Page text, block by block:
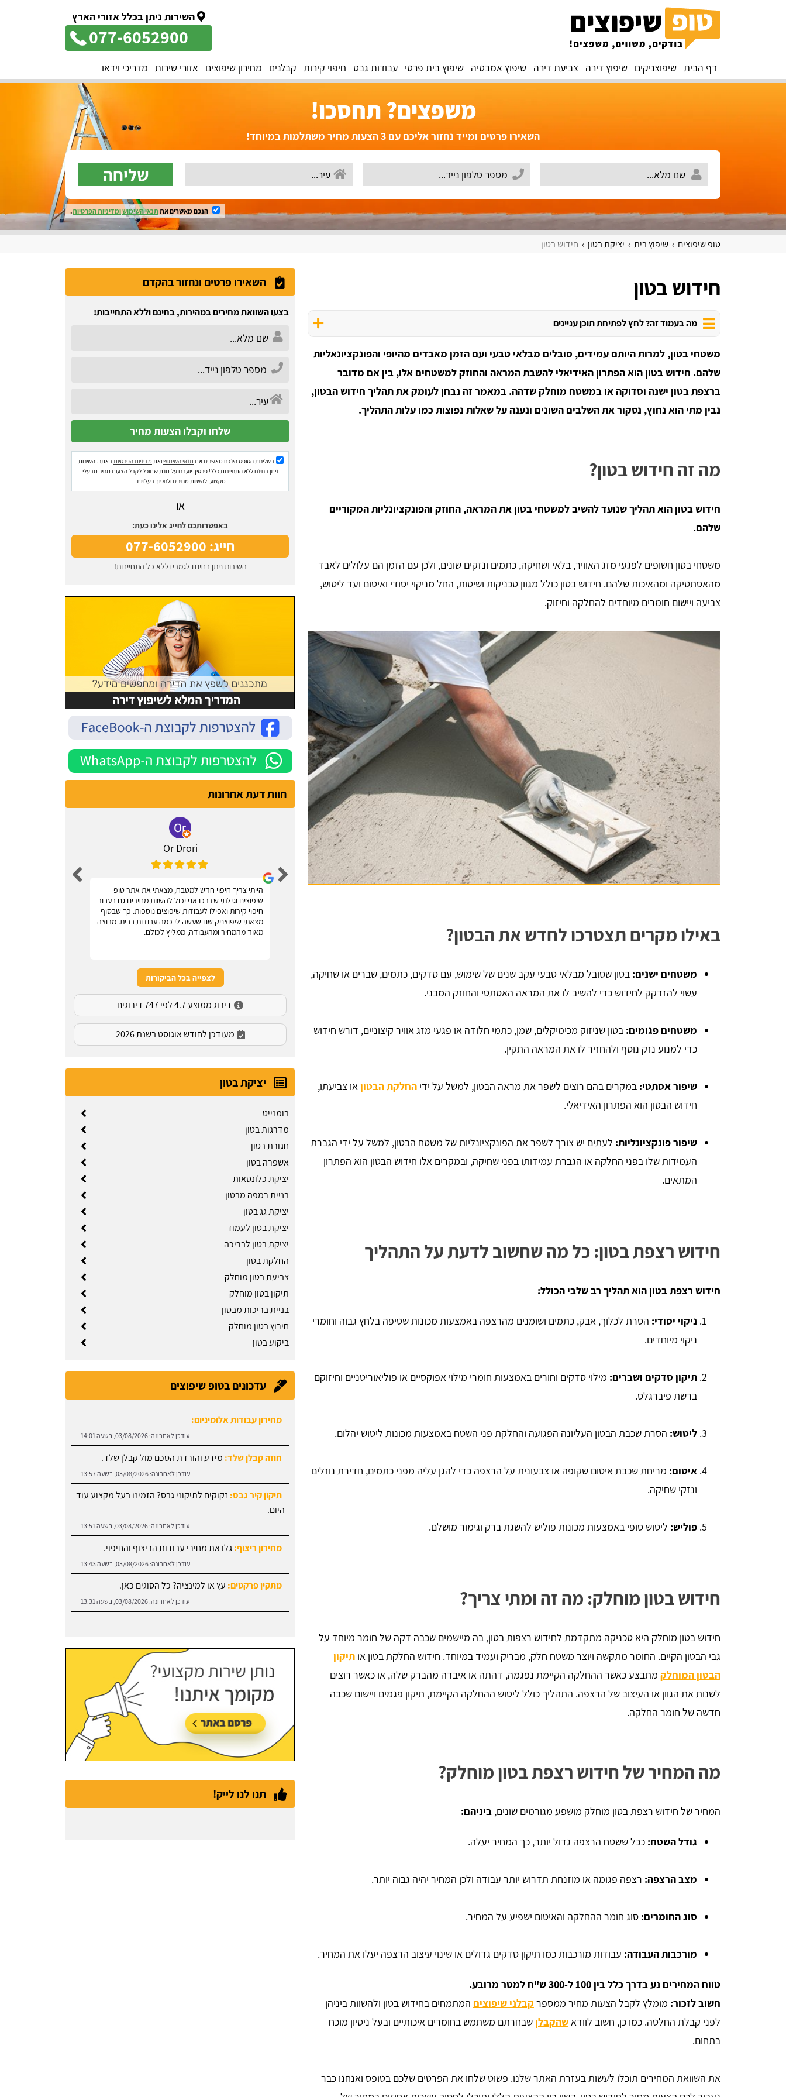
השירות ניתן בכלל אזורי הארץ
077-6052900
דף הבית שיפוצניקים שיפוץ דירה צביעת דירה שיפוץ אמבטיה שיפוץ בית פרטי עבודות גבס חיפוי קירות קבלנים מחירון שיפוצים אזורי שירות מדריכי וידאו
משפצים? תחסכו!
השאירו פרטים ומייד נחזור אליכם עם 3 הצעות מחיר משתלמות במיוחד!
שליחה
הנכם מאשרים את תנאי השימושומדיניות הפרטיות.
טופ שיפוצים שיפוץ בית יציקת בטון חידוש בטון
חידוש בטון
מה בעמוד זה? לחץ לפתיחת תוכן עניינים
משטחי בטון, למרות היותם עמידים, סובלים מבלאי טבעי ועם הזמן מאבדים מהיופי והפונקציונאליות
שלהם. חידוש בטון הוא הפתרון האידיאלי להשבת המראה והחוזק למשטחים אלו, בין אם מדובר
ברצפת בטון ישנה וסדוקה או במשטח מוחלק שדהה. במאמר זה נבחן לעומק את תהליך חידוש הבטון,
נבין מתי הוא נחוץ, נסקור את השלבים השונים ונענה על שאלות נפוצות כמו עלות התהליך.
מה זה חידוש בטון?
חידוש בטון הוא תהליך שנועד להשיב למשטחי בטון את המראה, החוזק והפונקציונליות המקוריים
שלהם.
משטחי בטון חשופים לפגעי מזג האוויר, בלאי ושחיקה, כתמים ונזקים שונים, ולכן עם הזמן הם עלולים לאבד
מהאסתטיקה ומהאיכות שלהם. חידוש בטון כולל מגוון טכניקות ושיטות, החל מניקוי יסודי ואיטום ועד ליטוש,
צביעה ויישום חומרים מיוחדים להחלקה וחיזוק.
באילו מקרים תצטרכו לחדש את הבטון?
משטחים ישנים: בטון שסובל מבלאי טבעי עקב שנים של שימוש, עם סדקים, כתמים, שברים או שחיקה,
עשוי להזדקק לחידוש כדי להשיב לו את המראה האסתטי והחוזק המבני.
משטחים פגומים: בטון שניזוק מכימיקלים, שמן, כתמי חלודה או פגעי מזג אוויר קיצוניים, דורש חידוש
כדי למנוע נזק נוסף ולהחזיר לו את המראה התקין.
שיפור אסתטי: במקרים בהם רוצים לשפר את מראה הבטון, למשל על ידי החלקת הבטון או צביעתו,
חידוש הבטון הוא הפתרון האידיאלי.
שיפור פונקציונליות: לעתים יש צורך לשפר את הפונקציונליות של משטח הבטון, למשל על ידי הגברת
העמידות שלו בפני החלקה או הגברת עמידותו בפני שחיקה, ובמקרים אלו חידוש הבטון הוא הפתרון
המתאים.
חידוש רצפת בטון: כל מה שחשוב לדעת על התהליך
חידוש רצפת בטון הוא תהליך רב שלבי הכולל:
ניקוי יסודי: הסרת לכלוך, אבק, כתמים ושומנים מהרצפה באמצעות מכונות שטיפה בלחץ גבוה וחומרי
ניקוי מיוחדים.
תיקון סדקים ושברים: מילוי סדקים וחורים באמצעות חומרי מילוי אפוקסיים או פוליאוריטניים וחיזוקם
ברשת פיברגלס.
ליטוש: הסרת שכבת הבטון העליונה הפגועה והחלקת פני השטח באמצעות מכונות ליטוש יהלום.
איטום: מריחת שכבת איטום שקופה או צבעונית על הרצפה כדי להגן עליה מפני כתמים, חדירת נוזלים
ונזקי שחיקה.
פוליש: ליטוש סופי באמצעות מכונות פוליש להשגת ברק וגימור מושלם.
חידוש בטון מוחלק: מה זה ומתי צריך?
חידוש בטון מוחלק היא טכניקה מתקדמת לחידוש רצפות בטון, בה מיישמים שכבה דקה של חומר מיוחד על
גבי הבטון הקיים. החומר מתקשה ויוצר משטח חלק, מבריק ועמיד במיוחד. חידוש החלקת בטון או תיקון
הבטון המוחלק מתבצע כאשר ההחלקה הקיימת נפגמה, דהתה או איבדה מהברק שלה, או כאשר רוצים
לשנות את הגוון או העיצוב של הרצפה. התהליך כולל ליטוש ההחלקה הקיימת, תיקון פגמים ויישום שכבה
חדשה של חומר החלקה.
מה המחיר של חידוש רצפת בטון מוחלק?
המחיר של חידוש רצפת בטון מוחלק מושפע מגורמים שונים, ביניהם:
גודל השטח: ככל ששטח הרצפה גדול יותר, כך המחיר יעלה.
מצב הרצפה: רצפה פגומה או מוזנחת תדרוש יותר עבודה ולכן המחיר יהיה גבוה יותר.
סוג החומרים: סוג חומר ההחלקה והאיטום ישפיע על המחיר.
מורכבות העבודה: עבודות מורכבות כמו תיקון סדקים גדולים או שינוי עיצוב הרצפה יעלו את המחיר.
טווח המחירים נע בדרך כלל בין 100 ל-300 ש"ח למטר מרובע.
חשוב לזכור: מומלץ לקבל הצעות מחיר ממספר קבלני שיפוצים המתמחים בחידוש בטון ולהשוות ביניהן
לפני קבלת החלטה. כמו כן, חשוב לוודאשהקבלן שבחרתם משתמש בחומרים איכותיים ובעל ניסיון מוכח
בתחום.
את השוואת המחירים תוכלו לעשות בעזרת האתר שלנו. פשוט שלחו את הפרטים שלכם בטופס ואנחנו כבר
השאירו פרטים ונחזור בהקדם
בצעו השוואת מחירים במהירות, בחינם וללא התחייבות!
בשליחת הטופס הינכם מאשרים את תנאי השימושואת מדיניות הפרטיותבאתר. השירות
ניתן בחינם ללא התחייבות כלל! פרטיך יועברו על מנת שתוכל לקבל הצעות מחיר מבעלי
מקצוע, להשוות מחירים ולחסוך בעלויות.
או
באפשרותכם לחייג אלינו כעת:
חייג: 077-6052900
השירות ניתן בחינם לגמרי וללא כל התחייבות!
חוות דעת אחרונות
Or Drori
הייתי צריך חיפוי חדש למטבח, מצאתי את אתר טופ
שיפוצים וגילתי שדרכו אני יכול להשוות מחירים גם בעבור
חיפוי קירות ואפילו לעבודות שיפוצים נוספות. כך שבסוף
מצאתי שיפוצניק שם שעשה לי כמה עבודות בבית. מרוצה
מאוד מהמחיר ומהעבודה, ממליץ לכולם.
דור קדם יניב לורן
למצוא את קבלן השיפוצים שאני צריך, תודה -
שירות מעולה
לצפייה בכל הביקורות
דירוג ממוצע 4.7 לפי 747 דירוגים
מעודכן לחודש אוגוסט בשנת 2026
יציקת בטון
בומנייט
מדרגות בטון
חגורת בטון
אשפרה בטון
יציקת כלונסאות
בניית רמפה מבטון
יציקת גג בטון
יציקת בטון לעמוד
יציקת בטון לבריכה
החלקת בטון
צביעת בטון מוחלק
תיקון בטון מוחלק
בניית בריכות מבטון
חירוץ בטון מוחלק
ביקוע בטון
עדכונים בטופ שיפוצים
מחירון עבודות אלומיניום:
עודכן לאחרונה:03/08/2026, בשעה 13:57
תיקון קיר גבס:
זקוקים לתיקוני גבס? הזמינו בעל מקצוע עוד
היום.
עודכן לאחרונה:03/08/2026, בשעה 13:51
עודכן לאחרונה:03/08/2026, בשעה 13:43
מתקין פרקטים: עץ או למינציה? כל הסוגים כאן.
עודכן לאחרונה:03/08/2026, בשעה 13:31
תנו לנו לייק!